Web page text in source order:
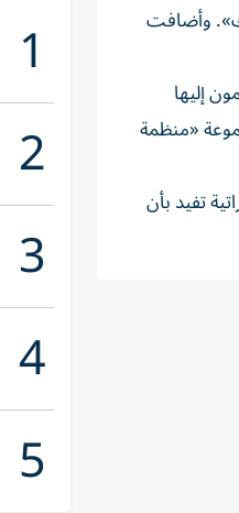
ذلك». وأضافت
إليها
«منظمة
تفيد بأن
1
2
3
4
5